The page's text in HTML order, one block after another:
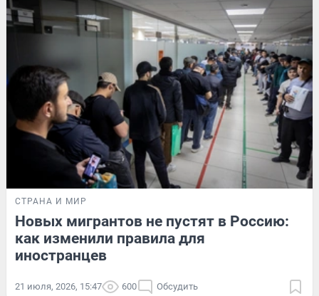
СТРАНА И МИР
Новых мигрантов не пустят в Россию:
как изменили правила для
иностранцев
21 июля, 2026, 15:47 600 Обсудить